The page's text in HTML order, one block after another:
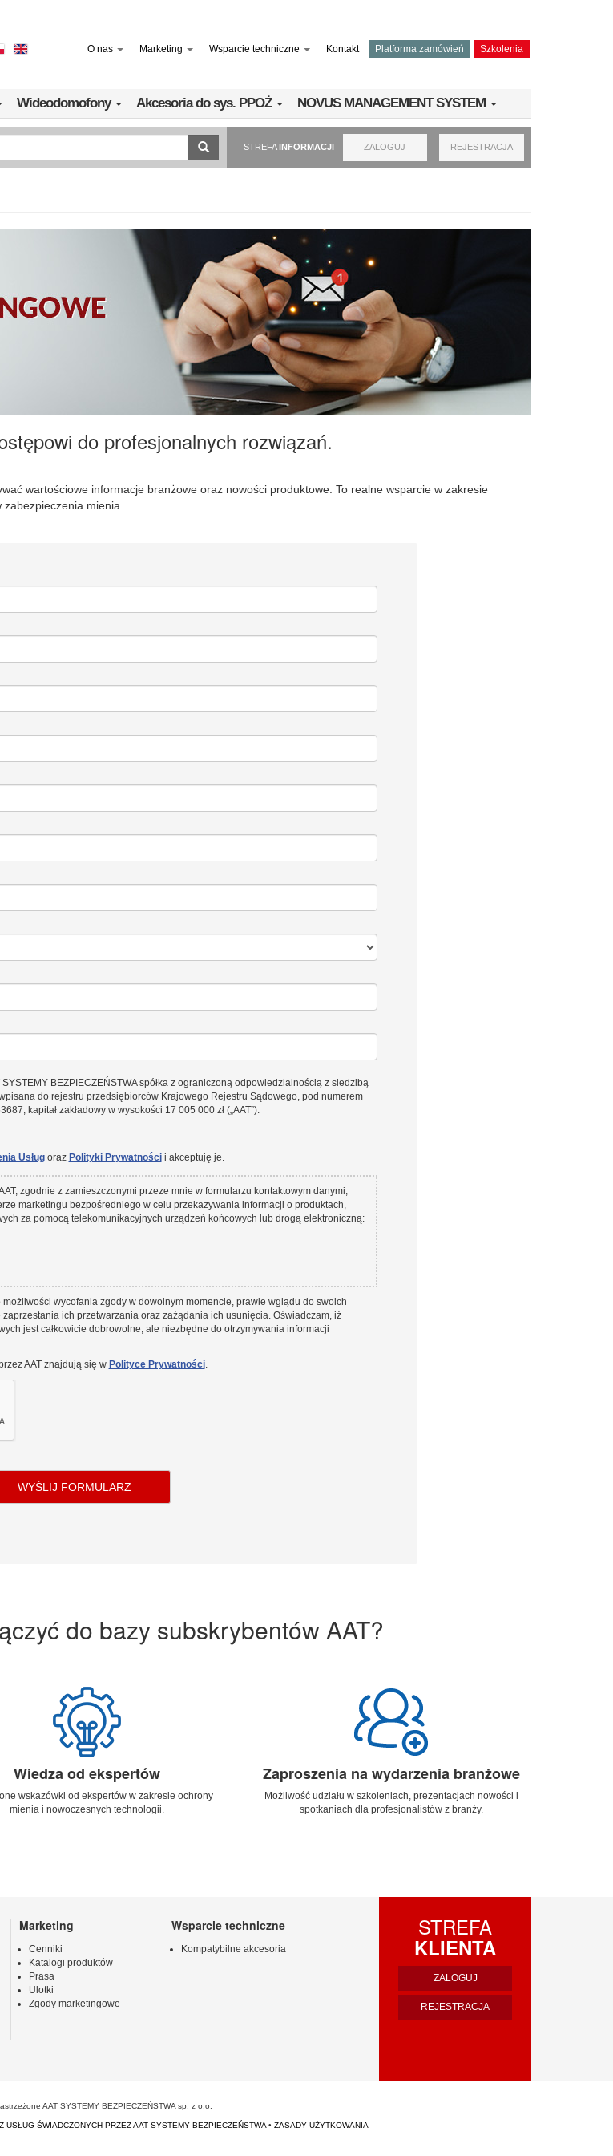
O nas Marketing Wsparcie techniczne Kontakt Platforma zamówień Szkolenia
Wideodomofony Akcesoria do sys. PPOŻ NOVUS MANAGEMENT SYSTEM
STREFAINFORMACJI ZALOGUJ REJESTRACJA
do profesjonalnych rozwiązań.
wartościowe informacje branżowe oraz nowości produktowe. To realne wsparcie w zakresie
mienia.
BEZPIECZEŃSTWA spółka z ograniczoną odpowiedzialnością z siedzibą
do rejestru przedsiębiorców Krajowego Rejestru Sądowego, pod numerem
kapitał zakładowy w wysokości 17 005 000 zł („AAT”).
Usługoraz Polityki Prywatnościi akceptuję je.
zgodnie z zamieszczonymi przeze mnie w formularzu kontaktowym danymi,
marketingu bezpośredniego w celu przekazywania informacji o produktach,
za pomocą telekomunikacyjnych urządzeń końcowych lub drogą elektroniczną:
wycofania zgody w dowolnym momencie, prawie wglądu do swoich
ich przetwarzania oraz zażądania ich usunięcia. Oświadczam, iż
jest całkowicie dobrowolne, ale niezbędne do otrzymywania informacji
AAT znajdują się w Polityce Prywatności.
WYŚLIJ FORMULARZ
do bazy subskrybentów AAT?
Wiedza od ekspertów
wskazówki od ekspertów w zakresie ochrony
mienia i nowoczesnych technologii.
Zaproszenia na wydarzenia branżowe
Możliwość udziału w szkoleniach, prezentacjach nowości i
spotkaniach dla profesjonalistów z branży.
Marketing
Cenniki
Katalogi produktów
Prasa
Ulotki
Zgody marketingowe
Wsparcie techniczne
Kompatybilne akcesoria
STREFA
KLIENTA
ZALOGUJ
REJESTRACJA
AAT SYSTEMY BEZPIECZEŃSTWA sp. z o.o.
USŁUG ŚWIADCZONYCH PRZEZ AAT SYSTEMY BEZPIECZEŃSTWA • ZASADY UŻYTKOWANIA